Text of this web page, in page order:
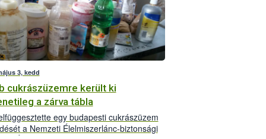
3, kedd
cukrászüzemre került ki
a zárva tábla
egy budapesti cukrászüzem
a Nemzeti Élelmiszerlánc-biztonsági